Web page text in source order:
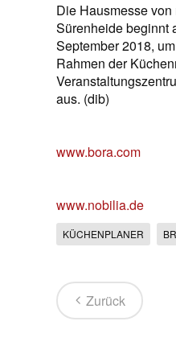
Die Hausmesse
Sürenheide beginnt
September 2018,
Rahmen der
aus. (dib)
www.bora.com
www.nobilia.de
KÜCHENPLANER
Zurück